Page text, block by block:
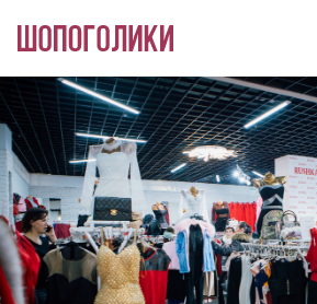
Перейти к основному содержанию